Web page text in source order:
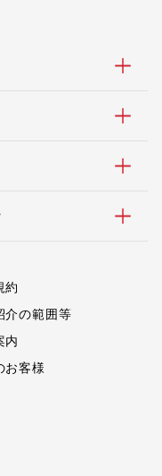
約
介の範囲等
内
お客様